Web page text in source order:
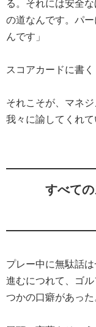
る。それには安全
の道なんです。パ
んです」
スコアカードに書く
それこそが、マネ
我々に諭してくれて
すべて
プレー中に無駄話
進むにつれて、ゴ
つかの口癖があった